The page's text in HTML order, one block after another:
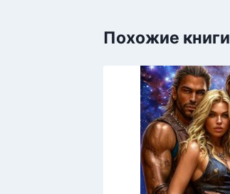
Похожие книги